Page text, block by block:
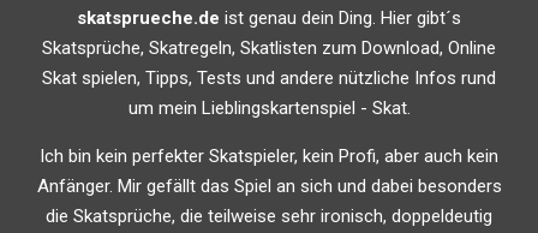
skatsprueche.de ist genau dein Ding. Hier gibt´s
Skatsprüche, Skatregeln, Skatlisten zum Download, Online
Skat spielen, Tipps, Tests und andere nützliche Infos rund
um mein Lieblingskartenspiel - Skat.
Ich bin kein perfekter Skatspieler, kein Profi, aber auch kein
Anfänger. Mir gefällt das Spiel an sich und dabei besonders
die Skatsprüche, die teilweise sehr ironisch, doppeldeutig